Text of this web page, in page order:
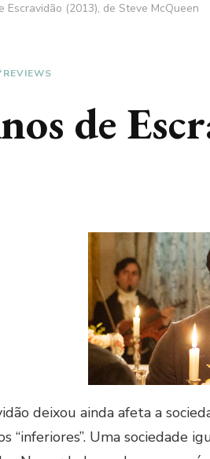
Escravidão (2013), de Steve McQueen
de
deixou ainda afeta a
“inferiores”. Uma sociedade